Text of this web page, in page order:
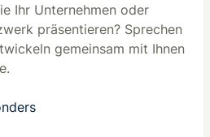
Ihr Unternehmen oder
präsentieren? Sprechen
gemeinsam mit Ihnen